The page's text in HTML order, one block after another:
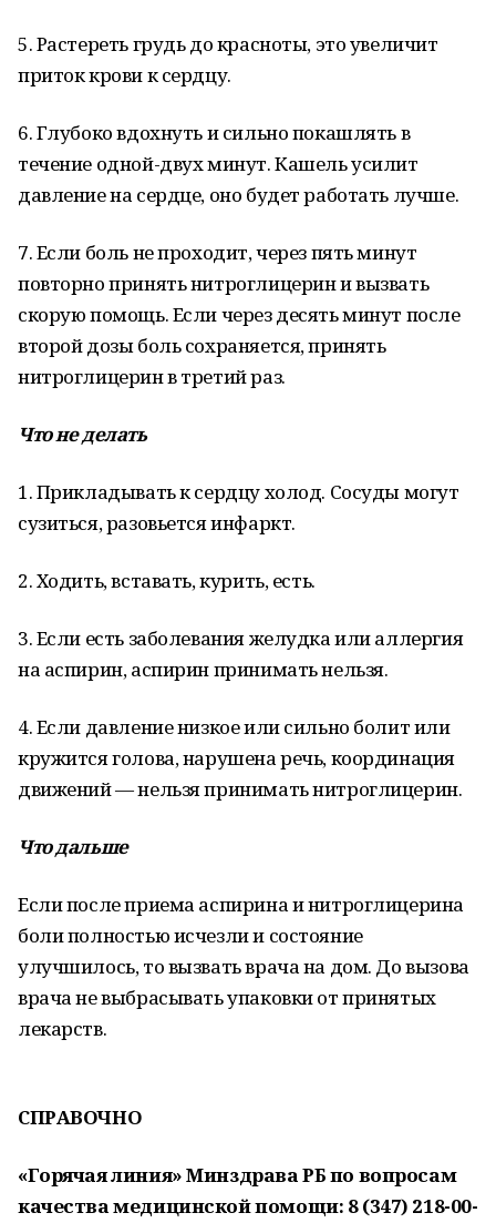
5. Растереть грудь до красноты, это увеличит
приток крови к сердцу.
6. Глубоко вдохнуть и сильно покашлять в
течение одной-двух минут. Кашель усилит
давление на сердце, оно будет работать лучше.
7. Если боль не проходит, через пять минут
повторно принять нитроглицерин и вызвать
скорую помощь. Если через десять минут после
второй дозы боль сохраняется, принять
нитроглицерин в третий раз.
Что не делать
1. Прикладывать к сердцу холод. Сосуды могут
сузиться, разовьется инфаркт.
2. Ходить, вставать, курить, есть.
3. Если есть заболевания желудка или аллергия
на аспирин, аспирин принимать нельзя.
4. Если давление низкое или сильно болит или
кружится голова, нарушена речь, координация
движений — нельзя принимать нитроглицерин.
Что дальше
Если после приема аспирина и нитроглицерина
боли полностью исчезли и состояние
улучшилось, то вызвать врача на дом. До вызова
врача не выбрасывать упаковки от принятых
лекарств.
СПРАВОЧНО
«Горячая линия» Минздрава РБ по вопросам
качества медицинской помощи: 8 (347) 218-00-